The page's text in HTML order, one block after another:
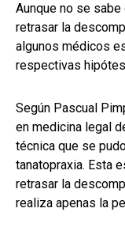
Aunque no se
retrasar la
algunos médicos
respectivas
Según Pascual
en medicina legal
técnica que se
tanatopraxia. Esta
retrasar la
realiza apenas la